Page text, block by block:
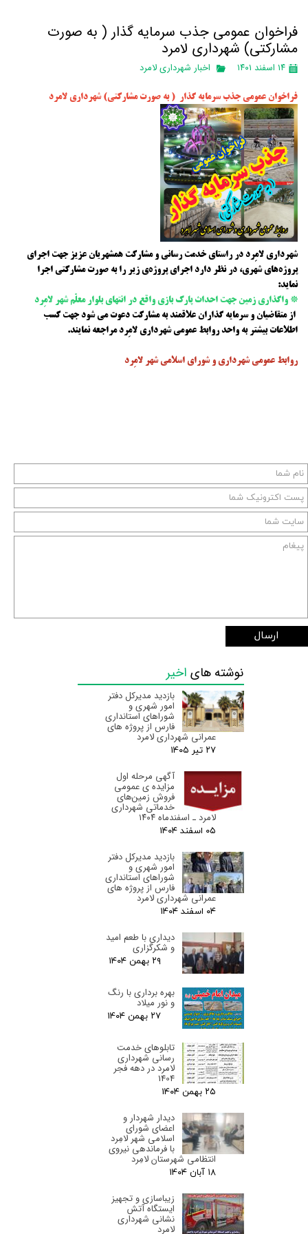
فراخوان عمومی جذب سرمایه گذار ( به صورت
مشارکتی) شهرداری لامرد
۱۴ اسفند ۱۴۰۱ اخبار شهرداری لامرد
فراخوان عمومی جذب سرمایه گذار ( به صورت مشارکتی) شهرداری لامرد
شهرداری لامِرد در راستای خدمت رسانی و مشارکت همشهریان عزیز جهت اجرای
پروژه‌های شهری، در نظر دارد اجرای پروژه‌ی زیر را به صورت مشارکتی اجرا
نماید:
* واگذاری زمین جهت احداث پارک بازی واقع در انتهای بلوار معلّم شهر لامِرد
از متقاضیان و سرمایه گذاران علاقمند به مشارکت دعوت می شود جهت کسب
اطلاعات بیشتر به واحد روابط عمومی شهرداری لامِرد مراجعه نمایند.
روابط عمومی شهرداری و شورای اسلامی شهر لامِرد
ارسال
نوشته های اخیر
بازدید مدیرکل دفتر
امور شهری و
شوراهای استانداری
فارس از پروژه های
عمرانی شهرداری لامرد
۲۷ تیر ۰۵
آگهی مرحله اول
مزایده ی عمومی
فروش زمین‌های
خدماتی شهرداری
لامرد ـ اسفندماه ۱۴۰۴
۰۵ اسفند ۰۴
بازدید مدیرکل دفتر
امور شهری و
شوراهای استانداری
فارس از پروژه های
عمرانی شهرداری لامرد
۰۴ اسفند ۰۴
دیداری با طعم امید
و شکرگزاری
۲۹ بهمن ۰۴
بهره برداری با رنگ
و نور میلاد
۲۷ بهمن ۰۴
تابلوهای خدمت
رسانی شهرداری
لامرد در دهه فجر
1404
۲۵ بهمن ۰۴
دیدار شهردار و
اعضای شورای
اسلامی شهر لامِرد
با فرماندهی نیروی
انتظامی شهرستان لامِرد
۱۸ آبان ۰۴
زیباسازی و تجهیز
ایستگاه آتش
نشانی شهرداری
لامرد